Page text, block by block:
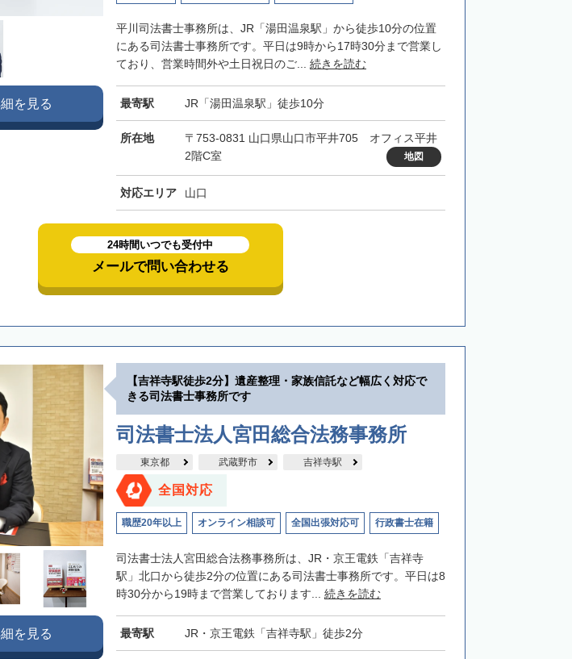
平川司法書士事務所は、JR「湯田温泉駅」から徒歩10分の位置
にある司法書士事務所です。平日は9時から17時30分まで営業し
ており、営業時間外や土日祝日のご... 続きを読む
最寄駅 JR「湯田温泉駅」徒歩10分
所在地
〒753-0831 山口県山口市平井705 オフィス平井
2階C室
地図
対応エリア 山口
を見る
24時間いつでも受付中
メールで問い合わせる
【吉祥寺駅徒歩2分】遺産整理・家族信託など幅広く対応で
きる司法書士事務所です
司法書士法人宮田総合法務事務所
東京都 武蔵野市 吉祥寺駅
全国対応
職歴20年以上 オンライン相談可 全国出張対応可 行政書士在籍
司法書士法人宮田総合法務事務所は、JR・京王電鉄「吉祥寺
駅」北口から徒歩2分の位置にある司法書士事務所です。平日は8
時30分から19時まで営業しております... 続きを読む
最寄駅 JR・京王電鉄「吉祥寺駅」徒歩2分
を見る